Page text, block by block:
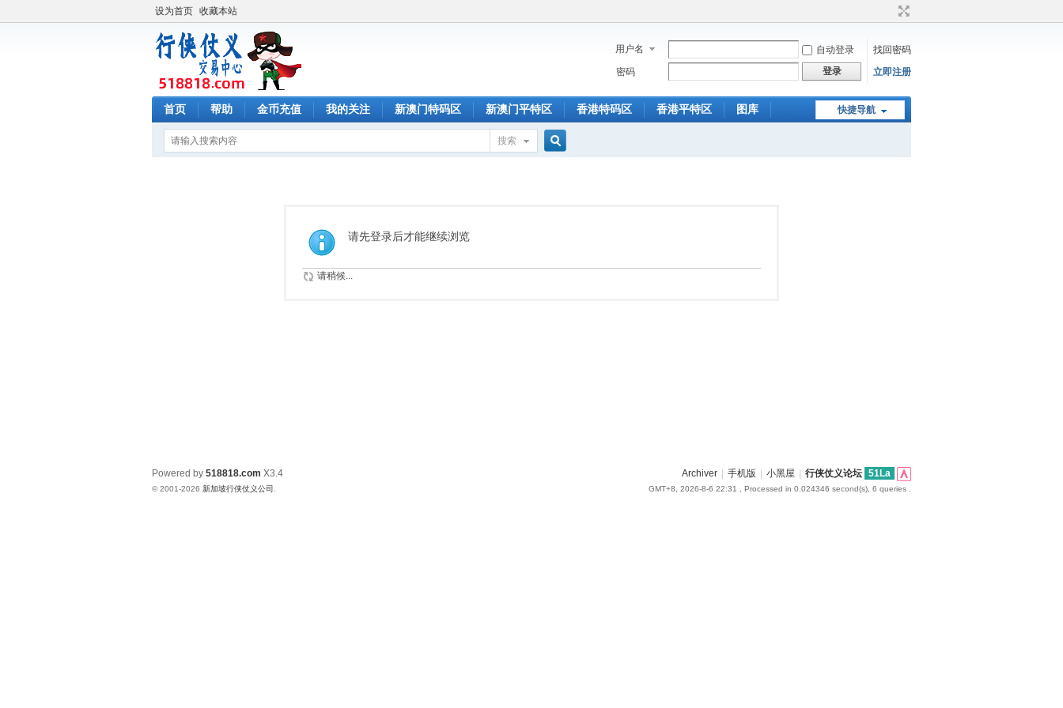
设为首页 收藏本站
用户名 自动登录
找回密码
密码
登录 立即注册
快捷导航
首页 帮助 金币充值 我的关注 新澳门特码区 新澳门平特区 香港特码区 香港平特区 图库
搜索
请先登录后才能继续浏览
请稍候...
Archiver 手机版 小黑屋 行侠仗义论坛 51La
GMT+8, 2026-8-6 22:31 , Processed in 0.024346 second(s), 6 queries .
Powered by 518818.com X3.4
© 2001-2026 新加坡行侠仗义公司